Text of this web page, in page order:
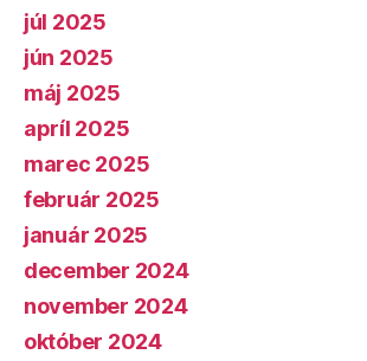
júl 2025
jún 2025
máj 2025
apríl 2025
marec 2025
február 2025
január 2025
december 2024
november 2024
október 2024